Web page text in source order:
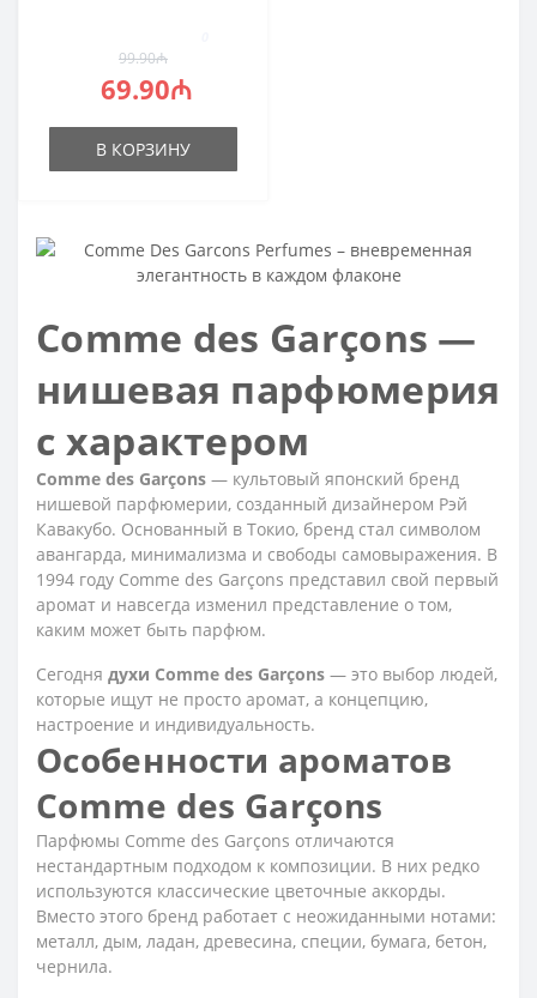
99.90₼
69.90₼
В КОРЗИНУ
Comme des Garçons —
нишевая парфюмерия
с характером
Comme des Garçons — культовый японский бренд
нишевой парфюмерии, созданный дизайнером Рэй
Кавакубо. Основанный в Токио, бренд стал символом
авангарда, минимализма и свободы самовыражения. В
1994 году Comme des Garçons представил свой первый
аромат и навсегда изменил представление о том,
каким может быть парфюм.
Сегодня духи Comme des Garçons — это выбор людей,
которые ищут не просто аромат, а концепцию,
настроение и индивидуальность.
Особенности ароматов
Comme des Garçons
Парфюмы Comme des Garçons отличаются
нестандартным подходом к композиции. В них редко
используются классические цветочные аккорды.
Вместо этого бренд работает с неожиданными нотами:
металл, дым, ладан, древесина, специи, бумага, бетон,
чернила.